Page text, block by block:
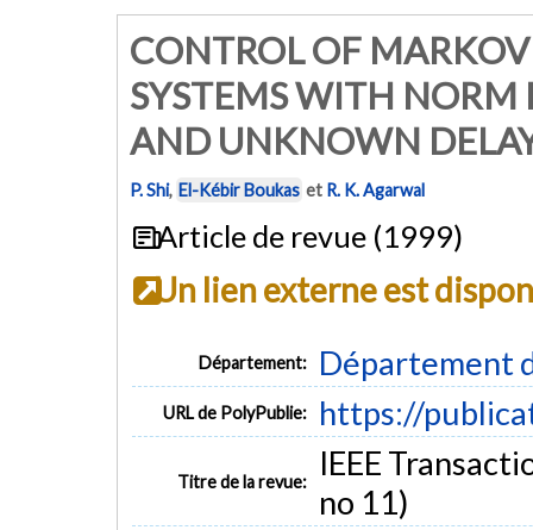
CONTROL OF
SYSTEMS WITH
AND UNKNOWN
P. Shi, El-Kébir Boukas et R. K. Agarwal
Article de revue (1999)
Un lien externe est
Département: Département
URL de PolyPublie: https://
Titre de la revue:
IEEE
no 11)